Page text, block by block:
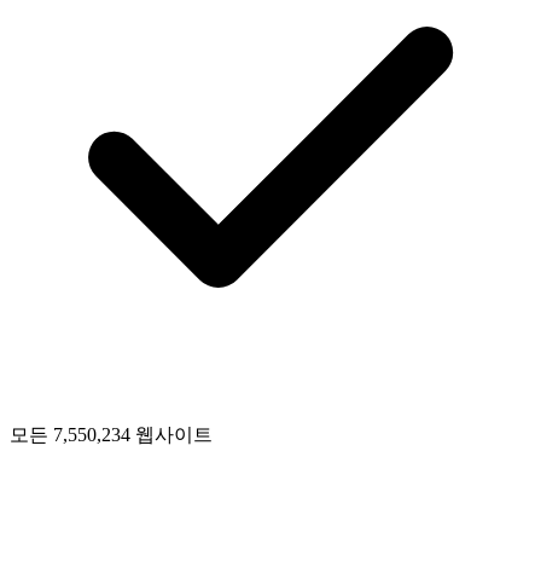
모든 7,550,234 웹사이트